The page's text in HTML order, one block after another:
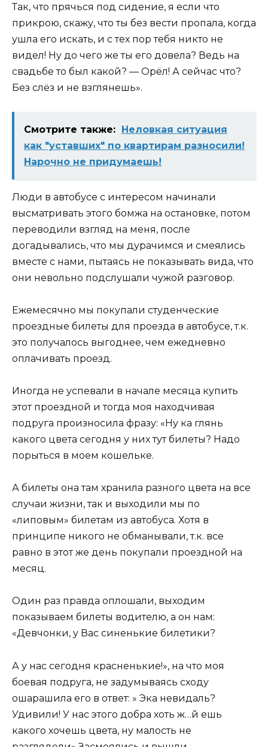
Так, что прячься под сидение, я если что
прикрою, скажу, что ты без вести пропала, когда
ушла его искать, и с тех пор тебя никто не
видел! Ну до чего же ты его довела? Ведь на
свадьбе то был какой? — Орёл! А сейчас что?
Без слёз и не взглянешь».
Смотрите также: Неловкая ситуация
как "уставших" по квартирам разносили!
Нарочно не придумаешь!
Люди в автобусе с интересом начинали
высматривать этого бомжа на остановке, потом
переводили взгляд на меня, после
догадывались, что мы дурачимся и смеялись
вместе с нами, пытаясь не показывать вида, что
они невольно подслушали чужой разговор.
Ежемесячно мы покупали студенческие
проездные билеты для проезда в автобусе, т.к.
это получалось выгоднее, чем ежедневно
оплачивать проезд.
Иногда не успевали в начале месяца купить
этот проездной и тогда моя находчивая
подруга произносила фразу: «Ну ка глянь
какого цвета сегодня у них тут билеты? Надо
порыться в моем кошельке.
А билеты она там хранила разного цвета на все
случаи жизни, так и выходили мы по
«липовым» билетам из автобуса. Хотя в
принципе никого не обманывали, т.к. все
равно в этот же день покупали проездной на
месяц.
Один раз правда оплошали, выходим
показываем билеты водителю, а он нам:
«Девчонки, у Вас синенькие билетики?
А у нас сегодня красненькие!», на что моя
боевая подруга, не задумываясь сходу
ошарашила его в ответ: » Эка невидаль?
Удивили! У нас этого добра хоть ж…й ешь
какого хочешь цвета, ну малость не